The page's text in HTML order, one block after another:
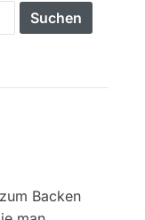
Backen